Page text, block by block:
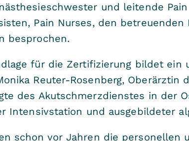
und leitende
Pain Nurses, den
besprochen.
für die Zertifizierung bildet
Reuter-Rosenberg,
des Akutschmerzdienstes in der
Intensivstation und ausgebildeter
schon vor Jahren die